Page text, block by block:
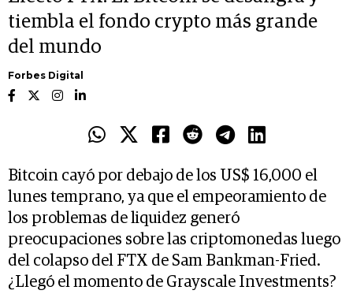
tiembla el fondo crypto más grande
del mundo
Forbes Digital
Bitcoin cayó por debajo de los US$ 16,000 el
lunes temprano, ya que el empeoramiento de
los problemas de liquidez generó
preocupaciones sobre las criptomonedas luego
del colapso del FTX de Sam Bankman-Fried.
¿Llegó el momento de Grayscale Investments?